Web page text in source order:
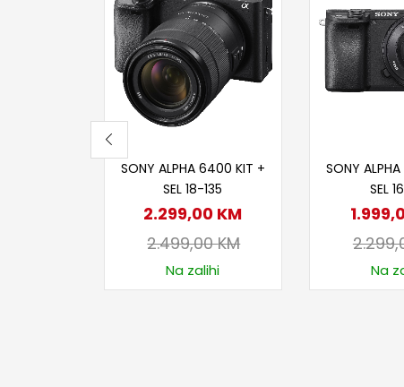
SONY ALPHA 6400 KIT +
SEL 18-135
2.299,00 KM
2.499,00KM
Na zalihi
SONY
SEL
Na